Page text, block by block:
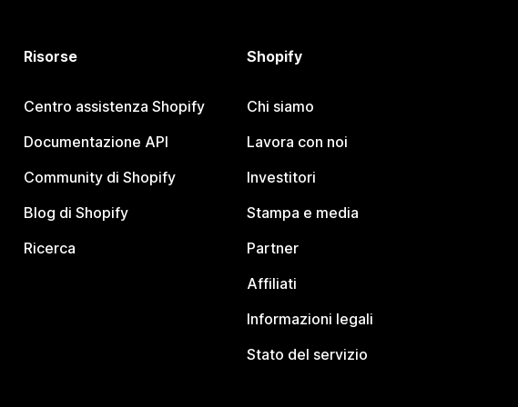
Risorse
Centro assistenza Shopify
Documentazione API
Community di Shopify
Blog di Shopify
Ricerca
Shopify
Chi siamo
Lavora con noi
Investitori
Stampa e media
Partner
Affiliati
Informazioni legali
Stato del servizio